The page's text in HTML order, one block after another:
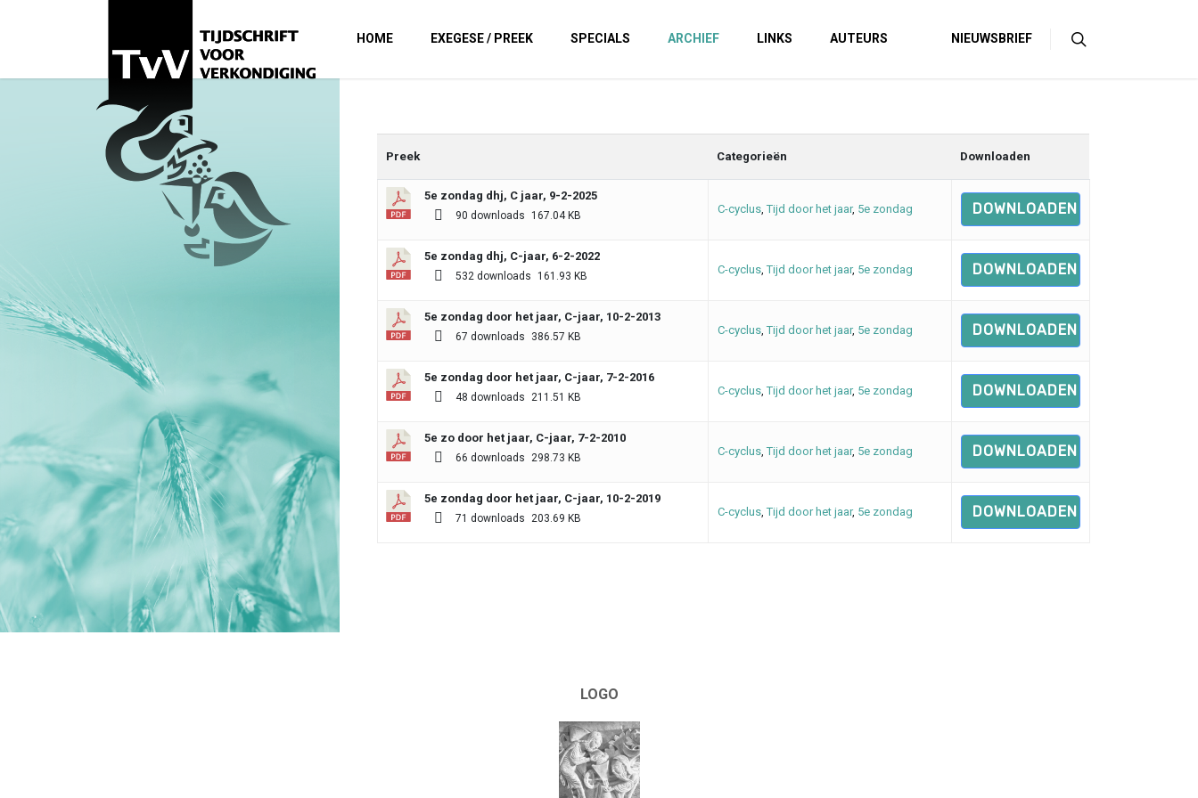
HOME EXEGESE / PREEK SPECIALS ARCHIEF LINKS AUTEURS NIEUWSBRIEF
Preek Categorieën Downloaden
5e zondag dhj, C jaar, 9-2-2025
90 downloads 167.04 KB
C-cyclus,Tijd door het jaar, 5e zondag DOWNLOADEN
5e zondag dhj, C-jaar, 6-2-2022
532 downloads 161.93 KB
C-cyclus,Tijd door het jaar, 5e zondag DOWNLOADEN
5e zondag door het jaar, C-jaar, 10-2-2013
67 downloads 386.57 KB
C-cyclus,Tijd door het jaar, 5e zondag DOWNLOADEN
5e zondag door het jaar, C-jaar, 7-2-2016
48 downloads 211.51 KB
C-cyclus,Tijd door het jaar, 5e zondag DOWNLOADEN
5e zo door het jaar, C-jaar, 7-2-2010
66 downloads 298.73 KB
C-cyclus,Tijd door het jaar, 5e zondag DOWNLOADEN
5e zondag door het jaar, C-jaar, 10-2-2019
71 downloads 203.69 KB
C-cyclus,Tijd door het jaar, 5e zondag DOWNLOADEN
LOGO